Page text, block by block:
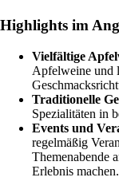
Highlights im
Vielfältige
Apfelweine und
Traditionelle
Spezialitäten in
Events und
regelmäßig
Themenabende
Erlebnis machen.